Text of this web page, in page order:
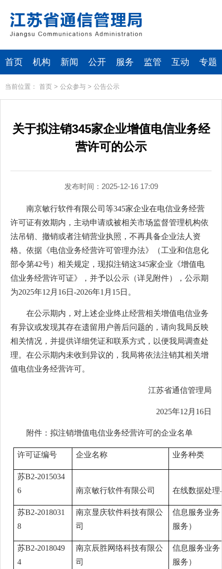
首页 机构 新闻 公开 服务 监管 互动 专题
当前位置： 首页 > 公众参与 > 公告公示
关于拟注销345家企业增值电信业务经
营许可的公示
发布时间：2025-12-16 17:09
南京敏行软件有限公司等345家企业在电信业务经营
许可证有效期内，主动申请或被相关市场监督管理机构依
法吊销、撤销或者注销营业执照，不再具备企业法人资
格。依据《电信业务经营许可管理办法》（工业和信息化
部令第42号）相关规定，现拟注销这345家企业《增值电
信业务经营许可证》，并予以公示（详见附件），公示期
为2025年12月16日-2026年1月15日。
在公示期内，对上述企业终止经营相关增值电信业务
有异议或发现其存在遗留用户善后问题的，请向我局反映
相关情况，并提供详细凭证和联系方式，以便我局调查处
理。在公示期内未收到异议的，我局将依法注销其相关增
值电信业务经营许可。
江苏省通信管理局
2025年12月16日
附件：拟注销增值电信业务经营许可的企业名单
许可证编号 企业名称 业务种类
苏B2-2015034
6
南京敏行软件有限公司 在线数据处
苏B2-2018031
8
南京显庆软件科技有限公
司
信息服务业
服务）
苏B2-2018049
4
南京辰胜网络科技有限公
司
信息服务业
服务）